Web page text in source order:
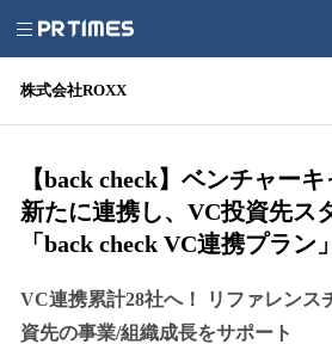
株式会社ROXX
【back check】ベンチャー
新たに連携し、VC投資先ス
「back check VC連携プラ
VC連携累計28社へ！ リファレンス
資先の事業/組織成長をサポート